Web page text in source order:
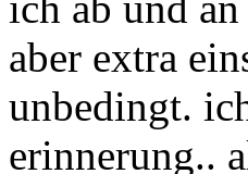
aber extra
unbedingt.
erinnerung..